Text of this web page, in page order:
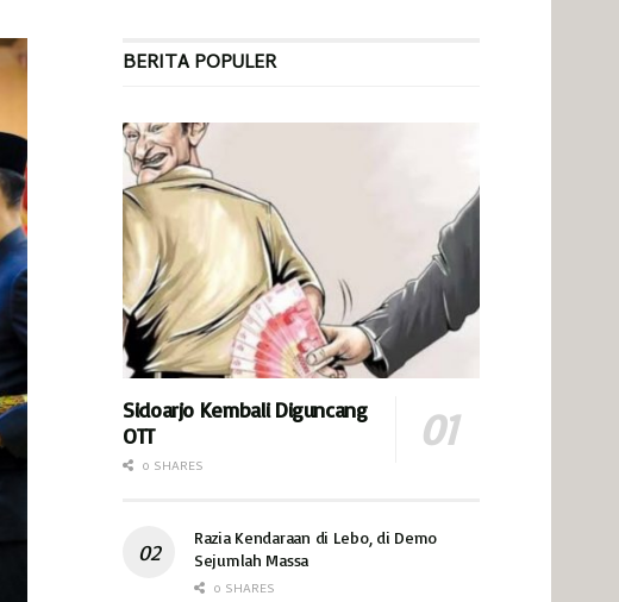
BERITA POPULER
Sidoarjo Kembali Diguncang
OTT
0 SHARES
Razia Kendaraan di Lebo, di Demo
Sejumlah Massa
0 SHARES